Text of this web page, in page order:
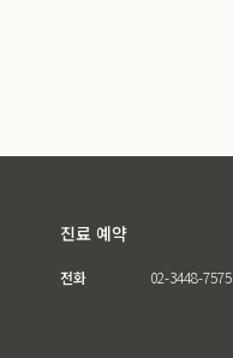
진료 예약
전화 02-3448-7575